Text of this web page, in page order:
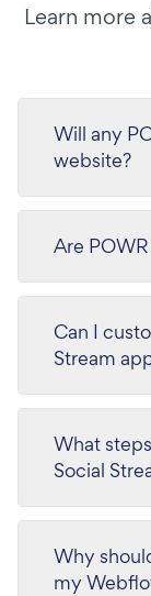
Learn more
Will any
website?
Are
Can I
Stream
What
Social
Why
my